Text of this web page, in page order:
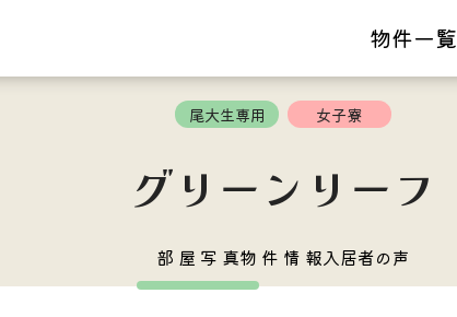
物件一覧
尾大生専用 女子寮
グリーンリーフ
部 屋 写 真物 件 情 報入居者の声